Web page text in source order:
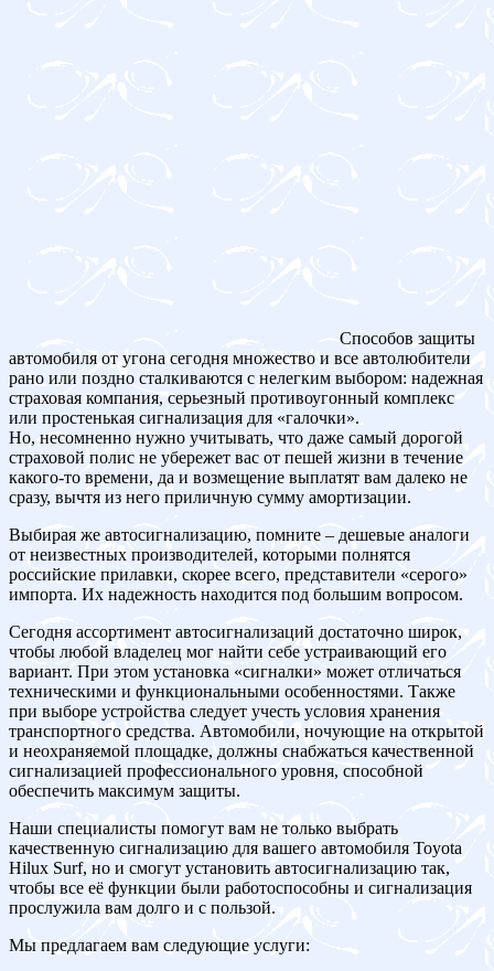
Способов защиты
автомобиля от угона сегодня множество и все автолюбители
рано или поздно сталкиваются с нелегким выбором: надежная
страховая компания, серьезный противоугонный комплекс
или простенькая сигнализация для «галочки».
Но, несомненно нужно учитывать, что даже самый дорогой
страховой полис не убережет вас от пешей жизни в течение
какого-то времени, да и возмещение выплатят вам далеко не
сразу, вычтя из него приличную сумму амортизации.
Выбирая же автосигнализацию, помните – дешевые аналоги
от неизвестных производителей, которыми полнятся
российские прилавки, скорее всего, представители «серого»
импорта. Их надежность находится под большим вопросом.
Сегодня ассортимент автосигнализаций достаточно широк,
чтобы любой владелец мог найти себе устраивающий его
вариант. При этом установка «сигналки» может отличаться
техническими и функциональными особенностями. Также
при выборе устройства следует учесть условия хранения
транспортного средства. Автомобили, ночующие на открытой
и неохраняемой площадке, должны снабжаться качественной
сигнализацией профессионального уровня, способной
обеспечить максимум защиты.
Наши специалисты помогут вам не только выбрать
качественную сигнализацию для вашего автомобиля Toyota
Hilux Surf, но и смогут установить автосигнализацию так,
чтобы все её функции были работоспособны и сигнализация
прослужила вам долго и с пользой.
Мы предлагаем вам следующие услуги: